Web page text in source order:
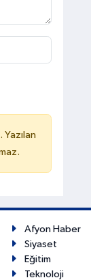
Afyon Haber
Siyaset
Eğitim
Teknoloji